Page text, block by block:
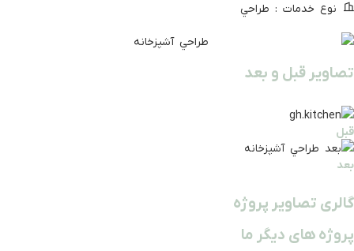
نوع خدمات : طراحي
قبل و بعد
تصاویر پروژه
های دیگر ما